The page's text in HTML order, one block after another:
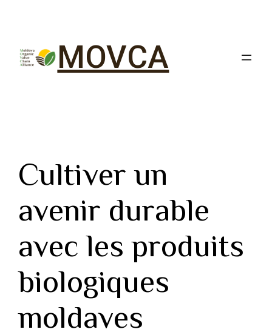
MOVCA
Cultiver un
avenir durable
avec les produits
biologiques
moldaves